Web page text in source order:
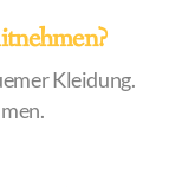
Kleidung.